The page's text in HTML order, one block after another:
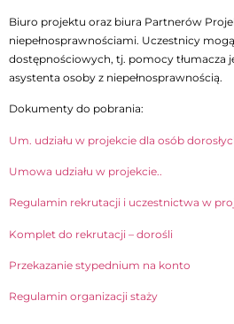
Biuro projektu oraz biura Partnerów
niepełnosprawnościami. Uczestnicy
dostępnościowych, tj. pomocy tłumacza
asystenta osoby z niepełnosprawnością.
Dokumenty do pobrania:
Um. udziału w projekcie dla osób
Umowa udziału w projekcie..
Regulamin rekrutacji i uczestnictwa w
Komplet do rekrutacji – dorośli
Przekazanie stypednium na konto
Regulamin organizacji staży